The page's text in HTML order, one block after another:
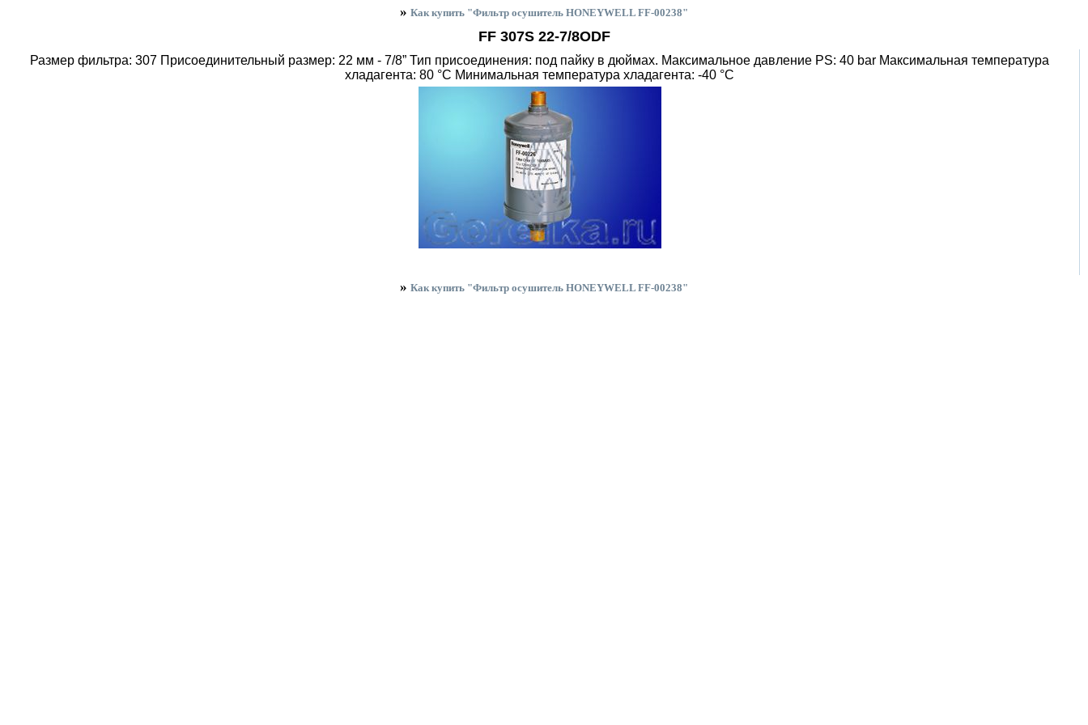
» Как купить "Фильтр осушитель HONEYWELL FF-00238"
FF 307S 22-7/8ODF
Размер фильтра: 307 Присоединительный размер: 22 мм - 7/8” Тип присоединения: под пайку в дюймах. Максимальное давление PS: 40 bar Максимальная температура
хладагента: 80 °C Минимальная температура хладагента: -40 °C
» Как купить "Фильтр осушитель HONEYWELL FF-00238"